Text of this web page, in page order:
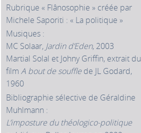
Rubrique « Flânosophie » créée par
Michele Saporiti : « La politique »
Musiques :
MC Solaar, Jardin d’Eden, 2003
Martial Solal et Johny Griffin, extrait du
film A bout de soufflede JL Godard,
1960
Bibliographie sélective de Géraldine
Muhlmann :
L’imposture du théologico-politique